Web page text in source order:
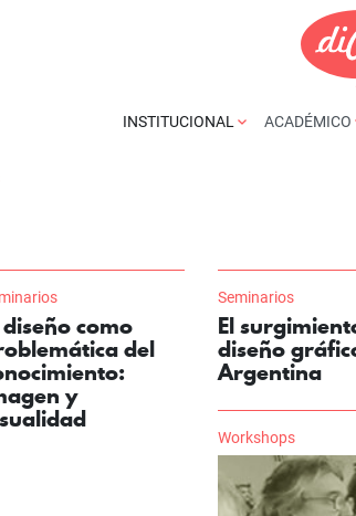
INSTITUCIONAL ACADÉMICO
diseño como
del
y
Seminarios
El
diseño
Argentina
Workshops